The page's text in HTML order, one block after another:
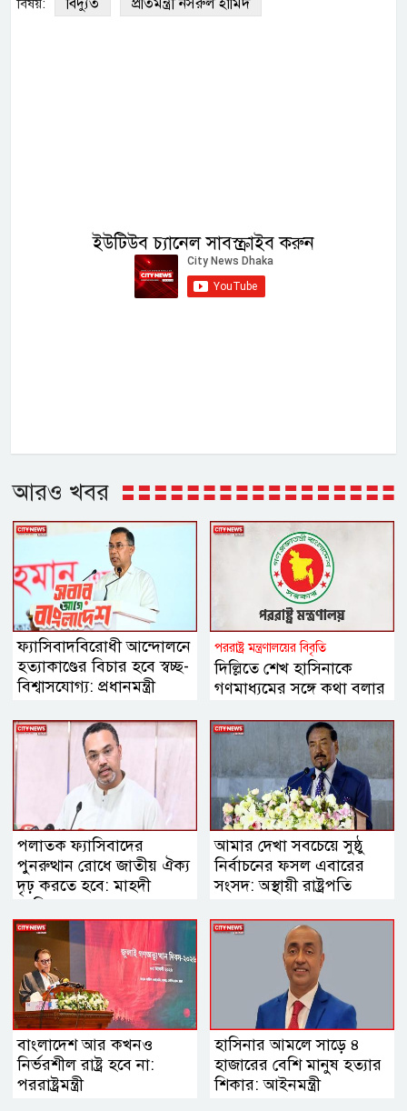
বিষয়: বিদ্যুত প্রতিমন্ত্রী নসরুল হামিদ
ইউটিউব চ্যানেল সাবস্ক্রাইব করুন
আরও খবর
ফ্যাসিবাদবিরোধী আন্দোলনে
হত্যাকাণ্ডের বিচার হবে স্বচ্ছ-
বিশ্বাসযোগ্য: প্রধানমন্ত্রী
পররাষ্ট্র মন্ত্রণালয়ের বিবৃতি
দিল্লিতে শেখ হাসিনাকে
গণমাধ্যমের সঙ্গে কথা বলার
পলাতক ফ্যাসিবাদের
পুনরুত্থান রোধে জাতীয় ঐক্য
দৃঢ় করতে হবে: মাহদী
আমিন
আমার দেখা সবচেয়ে সুষ্ঠু
নির্বাচনের ফসল এবারের
সংসদ: অস্থায়ী রাষ্ট্রপতি
বাংলাদেশ আর কখনও
নির্ভরশীল রাষ্ট্র হবে না:
পররাষ্ট্রমন্ত্রী
হাসিনার আমলে সাড়ে ৪
হাজারের বেশি মানুষ হত্যার
শিকার: আইনমন্ত্রী